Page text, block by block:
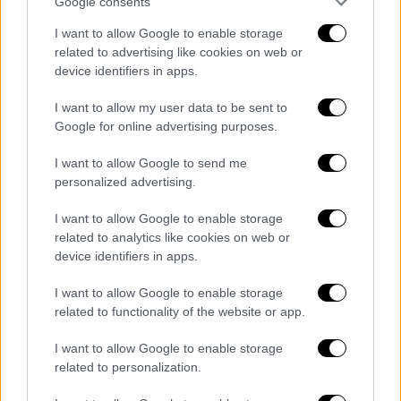
I want to allow Google to enable storage
related to advertising like cookies on web or
device identifiers in apps.
I want to allow my user data to be sent to
Google for online advertising purposes.
I want to allow Google to send me
personalized advertising.
I want to allow Google to enable storage
related to analytics like cookies on web or
device identifiers in apps.
I want to allow Google to enable storage
related to functionality of the website or app.
I want to allow Google to enable storage
related to personalization.
καθόλου πειστική η επιχειρηματολογία για
τις παρένθετες μητέρες, τιςενοικιαζόμενες
μήτρεςδηλαδή ή χειρότερα μέσα από
κυκλώματα εκμετάλλευσης γυναικών.
Μπορεί στο νομοσχέδιο να απαγορεύεται η
το νομοσχέδιο θα ακολουθήσει κι η
παρένθετη μητέρα με ότι αυτό συνεπάγεται»
είπε ακόμη.
Τέλος, η κυρία Καραμανλή καταφέρθηκε
διαφωνούντες βουλευτές σανομοφοβικούς
αναχρονιστικούςκαι κατήγγειλε
συνάδελφό της από το κυβερνών κόμμα, ο
οποίος της απέδωσε κίνητρα ψηφοθηρίας,
όταν δήλωσε ότι τάσσεται εναντίον του